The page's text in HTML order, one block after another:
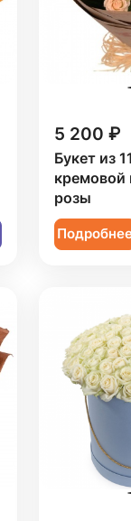
5 200 ₽
Букет из
кремовой
розы